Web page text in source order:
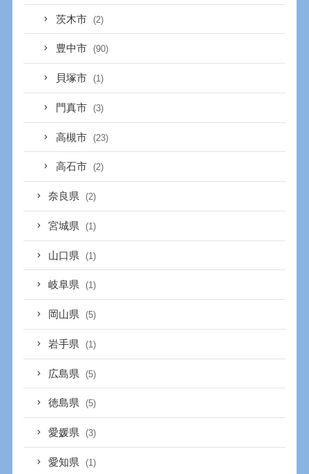
茨木市 (2)
豊中市 (90)
貝塚市 (1)
門真市 (3)
高槻市 (23)
高石市 (2)
奈良県 (2)
宮城県 (1)
山口県 (1)
岐阜県 (1)
岡山県 (5)
岩手県 (1)
広島県 (5)
徳島県 (5)
愛媛県 (3)
愛知県 (1)